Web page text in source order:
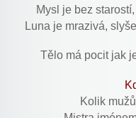
Mysl je bez
Luna je mrazivá,
Tělo má pocit jak
Kolik